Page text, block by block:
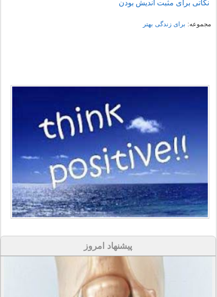
نکاتی برای مثبت اندیش بودن
مجموعه: برای زندگی بهتر
پیشنهاد امروز